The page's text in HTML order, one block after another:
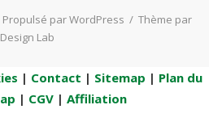
Propulsé par WordPress / Thème par
Design Lab
| Contact | Sitemap | Plan du
| CGV| Affiliation